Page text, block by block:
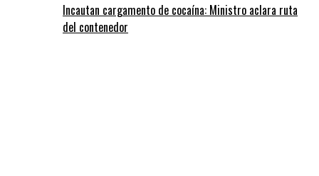
Incautan cargamento de cocaína: Ministro aclara ruta
del contenedor